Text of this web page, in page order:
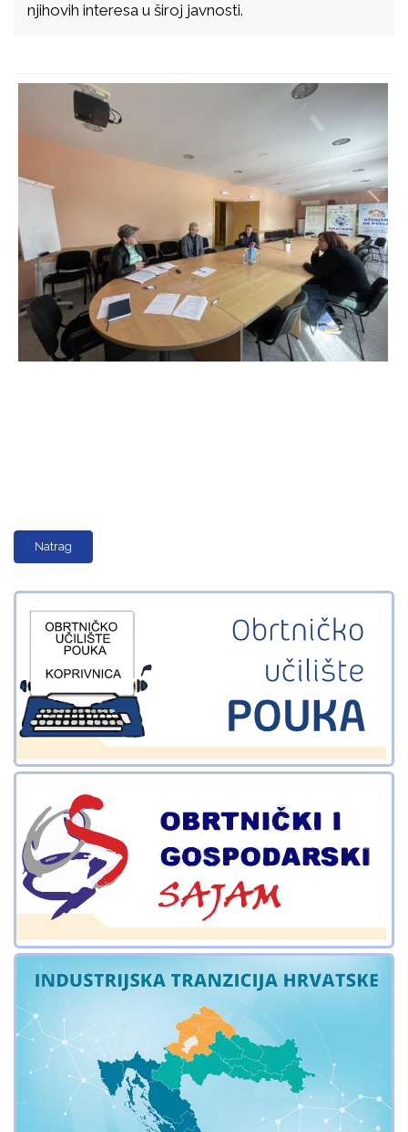
njihovih interesa u široj javnosti.
Natrag